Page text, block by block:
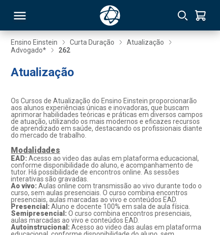
Ensino Einstein Curta Duração
Atualização
Advogado*
262
Atualização
Os Cursos de Atualização do Ensino Einstein proporcionarão
aos alunos experiências únicas e inovadoras, que buscam
aprimorar habilidades teóricas e práticas em diversos campos
de atuação, utilizando os mais modernos e eficazes recursos
de aprendizado em saúde, destacando os profissionais diante
do mercado de trabalho.
Modalidades
EAD:Acesso ao video das aulas em plataforma educacional,
conforme disponibilidade do aluno, e acompanhamento de
tutor. Há possibilidade de encontros online. As sessões
interativas são gravadas.
Ao vivo: Aulas online com transmissão ao vivo durante todo o
curso, sem aulas presenciais. O curso combina encontros
presenciais, aulas marcadas ao vivo e conteúdos EAD.
Presencial:Aluno e docente 100% em sala de aula física.
Semipresencial:O curso combina encontros presenciais,
aulas marcadas ao vivo e conteúdos EAD.
Autoinstrucional:Acesso ao video das aulas em plataforma